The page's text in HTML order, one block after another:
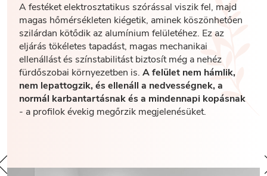
A festéket elektrosztatikus szórással viszik fel, majd
magas hőmérsékleten kiégetik, aminek köszönhetően
szilárdan kötődik az alumínium felületéhez. Ez az
eljárás tökéletes tapadást, magas mechanikai
ellenállást és színstabilitást biztosít még a nehéz
fürdőszobai környezetben is. A felület nem hámlik,
nem lepattogzik, és ellenáll a nedvességnek, a
normál karbantartásnak és a mindennapi kopásnak
- a profilok évekig megőrzik megjelenésüket.